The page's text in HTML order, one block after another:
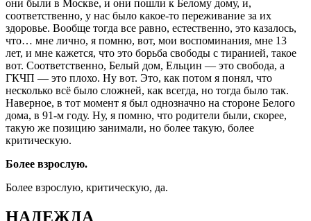
они были в Москве, и они пошли к Белому дому, и,
соответственно, у нас было какое-то переживание за их
здоровье. Вообще тогда все равно, естественно, это казалось,
что… мне лично, я помню, вот, мои воспоминания, мне 13
лет, и мне кажется, что это борьба свободы с тиранией, такое
вот. Соответственно, Белый дом, Ельцин — это свобода, а
ГКЧП — это плохо. Ну вот. Это, как потом я понял, что
несколько всё было сложней, как всегда, но тогда было так.
Наверное, в тот момент я был однозначно на стороне Белого
дома, в 91-м году. Ну, я помню, что родители были, скорее,
такую же позицию занимали, но более такую, более
критическую.
Более взрослую.
Более взрослую, критическую, да.
НАДЕЖДА